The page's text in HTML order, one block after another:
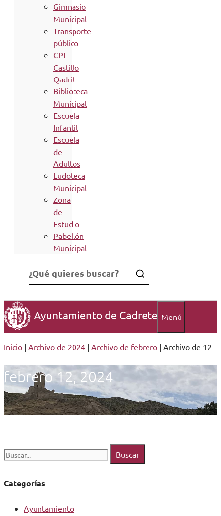
Gimnasio
Municipal
Transporte
público
CPI
Castillo
Qadrit
Biblioteca
Municipal
Escuela
Infantil
Escuela
de
Adultos
Ludoteca
Municipal
Zona
de
Estudio
Pabellón
Municipal
Menú
Inicio | Archivo de 2024 | Archivo de febrero | Archivo de 12
febrero 12, 2024
Buscar:
Categorías
Ayuntamiento